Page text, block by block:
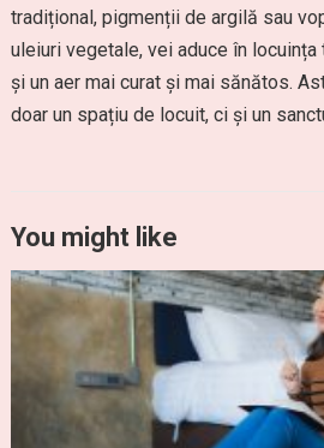
tradițional, pigmenții de argilă sau
uleiuri vegetale, vei aduce în
și un aer mai curat și mai sănătos.
doar un spațiu de locuit, ci și un
You might like